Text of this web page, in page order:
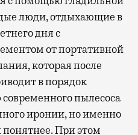
люди, отдыхающие в
дня с
от портативной
которая после
в порядок
пылесоса
иронии, но именно
понятнее. При этом